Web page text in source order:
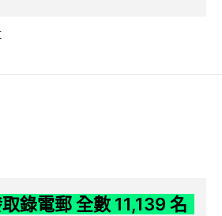
錄電郵 全數 11,139 名